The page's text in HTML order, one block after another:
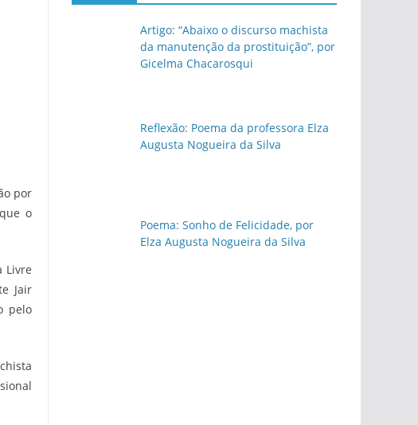
por
o
Livre
Jair
pelo
Artigo: “Abaixo o discurso machista
da manutenção da prostituição”, por
Gicelma Chacarosqui
Reflexão: Poema da professora Elza
Augusta Nogueira da Silva
Poema: Sonho de Felicidade, por
Elza Augusta Nogueira da Silva